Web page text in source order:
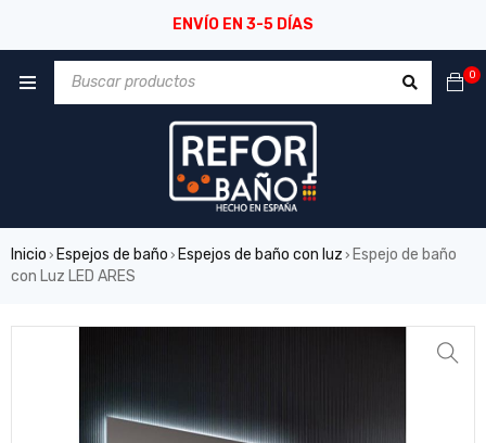
ENVÍO EN 3-5 DÍAS
0
Inicio › Espejos de baño › Espejos de baño con luz › Espejo de baño
con Luz LED ARES